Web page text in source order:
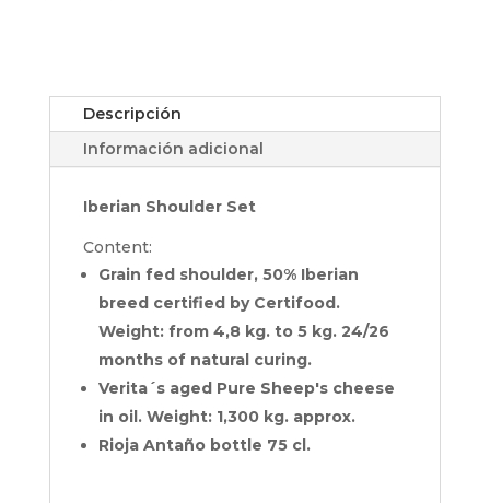
Descripción
Información adicional
Iberian Shoulder Set
Content:
Grain fed shoulder, 50% Iberian
breed certified by Certifood.
Weight: from 4,8 kg. to 5 kg. 24/26
months of natural curing.
Verita´s aged Pure Sheep's cheese
in oil. Weight: 1,300 kg. approx.
Rioja Antaño bottle 75 cl.